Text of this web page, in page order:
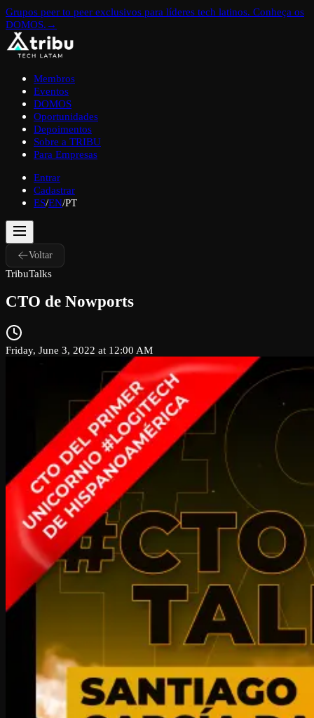
Grupos peer to peer exclusivos para líderes tech latinos. Conheça os
DOMOS. →
Membros
Eventos
DOMOS
Oportunidades
Depoimentos
Sobre a TRIBU
Para Empresas
Entrar
Cadastrar
ES/EN/PT
Voltar
TribuTalks
CTO de Nowports
Friday, June 3, 2022 at 12:00 AM